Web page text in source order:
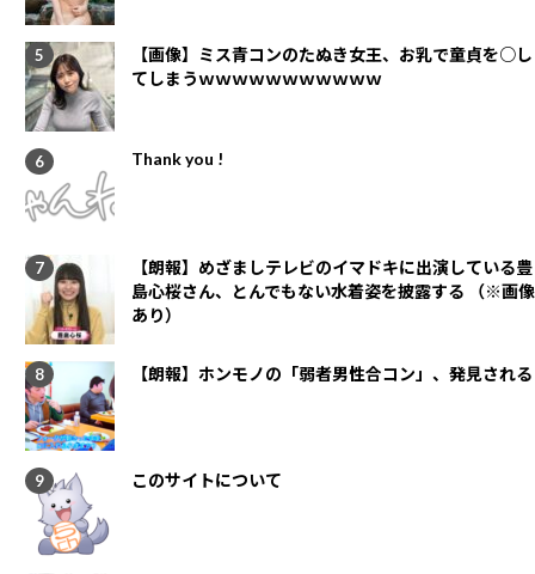
【画像】ミス青コンのたぬき女王、お乳で童貞を○し
てしまうｗｗｗｗｗｗｗｗｗｗｗ
Thank you !
【朗報】めざましテレビのイマドキに出演している豊
島心桜さん、とんでもない水着姿を披露する （※画像
あり）
【朗報】ホンモノの「弱者男性合コン」、発見される
このサイトについて